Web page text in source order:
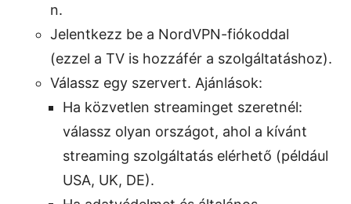
n.
Jelentkezz be a NordVPN-fiókoddal
(ezzel a TV is hozzáfér a szolgáltatáshoz).
Válassz egy szervert. Ajánlások:
Ha közvetlen streaminget szeretnél:
válassz olyan országot, ahol a kívánt
streaming szolgáltatás elérhető (például
USA, UK, DE).